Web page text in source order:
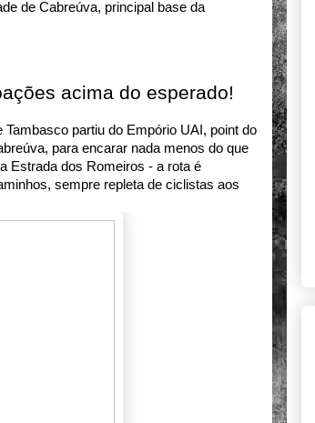
de Cabreúva, principal base da
acima do esperado!
partiu do Empório UAI, point do
para encarar nada menos do que
Estrada dos Romeiros - a rota é
sempre repleta de ciclistas aos